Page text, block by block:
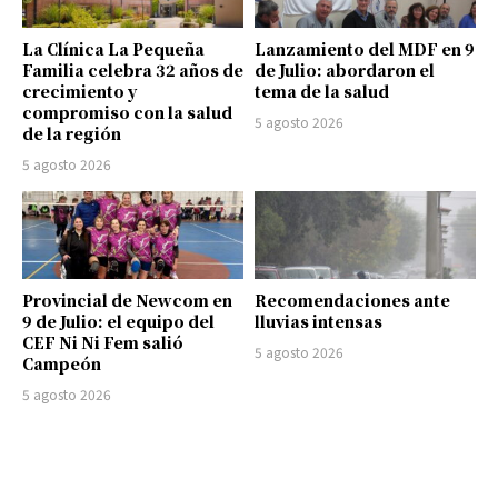
La Clínica La Pequeña
Familia celebra 32 años de
crecimiento y
compromiso con la salud
de la región
5 agosto 2026
Lanzamiento del MDF en 9
de Julio: abordaron el
tema de la salud
5 agosto 2026
Provincial de Newcom en
9 de Julio: el equipo del
CEF Ni Ni Fem salió
Campeón
5 agosto 2026
Recomendaciones ante
lluvias intensas
5 agosto 2026